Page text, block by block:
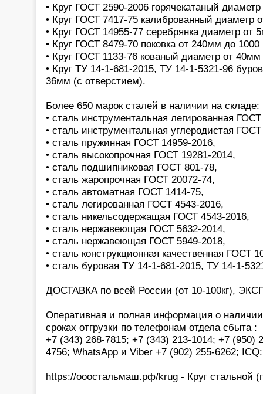
• Круг ГОСТ 2590-2006 горячекатаный
• Круг ГОСТ 7417-75 калиброванный диаметр
• Круг ГОСТ 14955-77 серебрянка диаметр от
• Круг ГОСТ 8479-70 поковка от 240мм до
• Круг ГОСТ 1133-76 кованый диаметр от
• Круг ТУ 14-1-681-2015, ТУ 14-1-5321-96
36мм (с отверстием).
Более 650 марок сталей в наличии на складе:
• сталь инструментальная легированная
• сталь инструментальная углеродистая
• сталь пружинная ГОСТ 14959-2016,
• сталь высокопрочная ГОСТ 19281-2014,
• сталь подшипниковая ГОСТ 801-78,
• сталь жаропрочная ГОСТ 20072-74,
• сталь автоматная ГОСТ 1414-75,
• сталь легированная ГОСТ 4543-2016,
• сталь никельсодержащая ГОСТ 4543-2016,
• сталь нержавеющая ГОСТ 5632-2014,
• сталь нержавеющая ГОСТ 5949-2018,
• сталь конструкционная качественная ГОСТ
• сталь буровая ТУ 14-1-681-2015, ТУ 14-1-
ДОСТАВКА по всей России (от 10-100кг),
Оперативная и полная информация о
сроках отгрузки по телефонам отдела сбыта :
+7 (343) 268-7815; +7 (343) 213-1014; +7 (950)
4756; WhatsApp и Viber +7 (902) 255-6262;
https://ооостальмаш.рф/krug - Круг стальной